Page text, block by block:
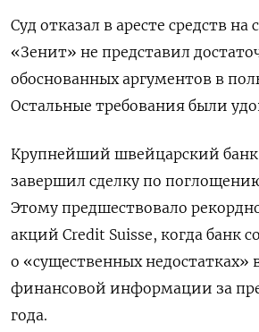
Суд отказал в аресте средств на
«Зенит» не представил
обоснованных аргументов в
Остальные требования были
Крупнейший швейцарский банк
завершил сделку по
Этому предшествовало
акций Credit Suisse, когда банк
о «существенных недостатках»
финансовой информации за
года.